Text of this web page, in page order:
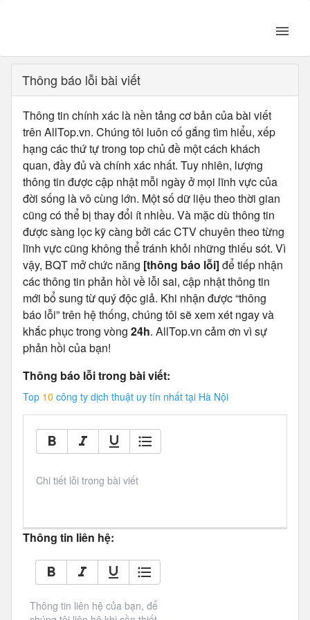
Thông báo lỗi bài viết
Thông tin chính xác là nền tảng cơ bản của bài viết
trên AllTop.vn. Chúng tôi luôn cố gắng tìm hiểu, xếp
hạng các thứ tự trong top chủ đề một cách khách
quan, đầy đủ và chính xác nhất. Tuy nhiên, lượng
thông tin được cập nhật mỗi ngày ở mọi lĩnh vực của
đời sống là vô cùng lớn. Một số dữ liệu theo thời gian
cũng có thể bị thay đổi ít nhiều. Và mặc dù thông tin
được sàng lọc kỹ càng bởi các CTV chuyên theo từng
lĩnh vực cũng không thể tránh khỏi những thiếu sót. Vì
vậy, BQT mở chức năng [thông báo lỗi]để tiếp nhận
các thông tin phản hồi về lỗi sai, cập nhật thông tin
mới bổ sung từ quý độc giả. Khi nhận được “thông
báo lỗi” trên hệ thống, chúng tôi sẽ xem xét ngay và
khắc phục trong vòng 24h. AllTop.vn cảm ơn vì sự
phản hồi của bạn!
Thông báo lỗi trong bài viết:
Top 10 công ty dịch thuật uy tín nhất tại Hà Nội
Chi tiết lỗi trong bài viết
Thông tin liên hệ:
Thông tin liên hệ của bạn, để